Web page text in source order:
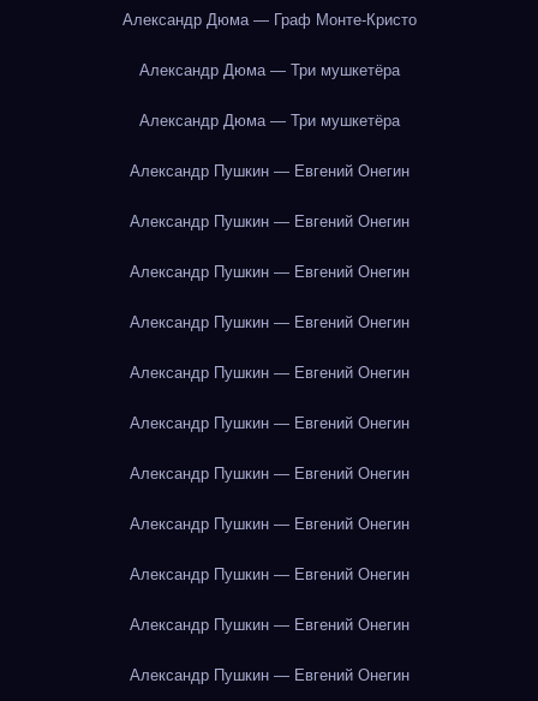
Александр Дюма — Граф Монте-Кристо
Александр Дюма — Три мушкетёра
Александр Дюма — Три мушкетёра
Александр Пушкин — Евгений Онегин
Александр Пушкин — Евгений Онегин
Александр Пушкин — Евгений Онегин
Александр Пушкин — Евгений Онегин
Александр Пушкин — Евгений Онегин
Александр Пушкин — Евгений Онегин
Александр Пушкин — Евгений Онегин
Александр Пушкин — Евгений Онегин
Александр Пушкин — Евгений Онегин
Александр Пушкин — Евгений Онегин
Александр Пушкин — Евгений Онегин